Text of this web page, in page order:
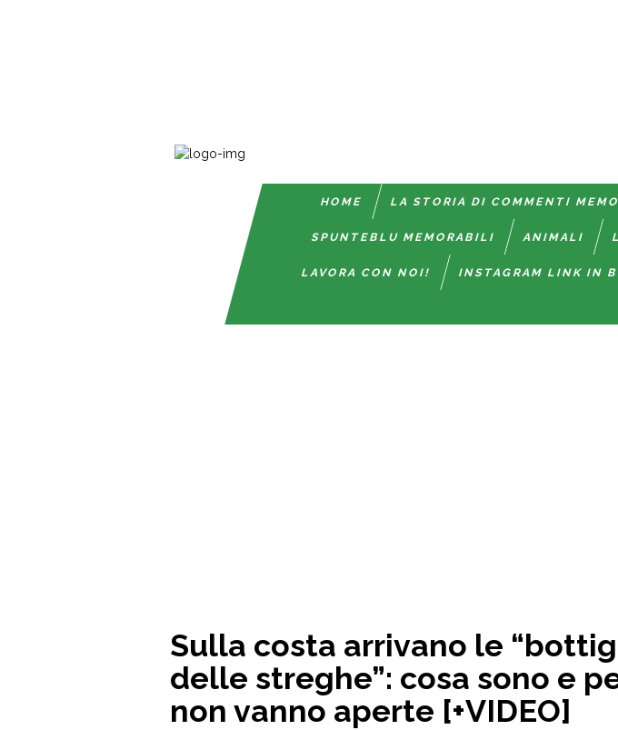
HOME LA STORIA DI COMMENTI
SPUNTEBLU MEMORABILI ANIMALI
LAVORA CON NOI! INSTAGRAM LINK IN
Sulla costa arrivano le
delle streghe”: cosa sono e
non vanno aperte [+VIDEO]